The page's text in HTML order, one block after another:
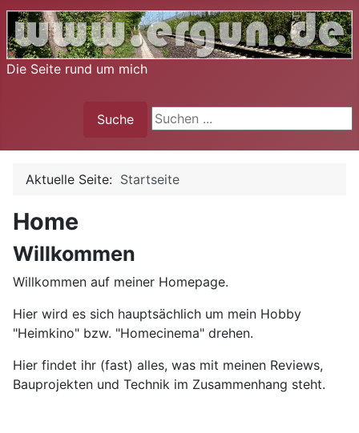
Die Seite rund um mich
Suche
Suche
Aktuelle Seite: Startseite
Home
Willkommen
Willkommen auf meiner Homepage.
Hier wird es sich hauptsächlich um mein Hobby
"Heimkino" bzw. "Homecinema" drehen.
Hier findet ihr (fast) alles, was mit meinen Reviews,
Bauprojekten und Technik im Zusammenhang steht.